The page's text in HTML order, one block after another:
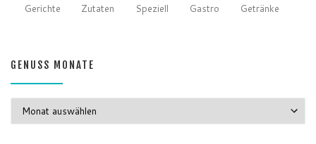
Gerichte Zutaten Speziell Gastro Getränke
GENUSS MONATE